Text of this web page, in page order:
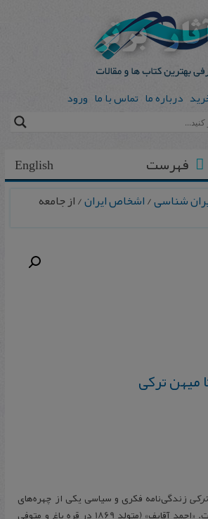
درباره ما تماس با ما ورود
English فهرست
شناسی/اشخاص ایران/ از جامعه
میهن ترکی
زندگی‌نامه فکری و سیاسی یکی از چهره‌های
نامدار خانات قراباغ است. «احمد آقایف» (متولد 1869 در قره باغ و متوفی